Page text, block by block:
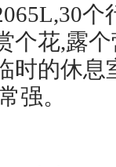
个花,露
时的休息
强。